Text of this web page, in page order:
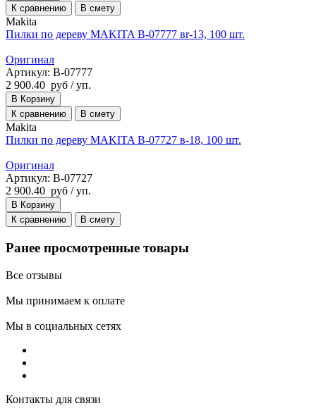
К сравнению
В смету
Makita
Пилки по дереву MAKITA B-07777 вr-13, 100 шт.
Оригинал
Артикул: B-07777
2 900.40 руб / уп.
В Корзину
К сравнению
В смету
Makita
Пилки по дереву MAKITA B-07727 в-18, 100 шт.
Оригинал
Артикул: B-07727
2 900.40 руб / уп.
В Корзину
К сравнению
В смету
Ранее просмотренные товары
Все отзывы
Мы принимаем к оплате
Мы в социальных сетях
Контакты для связи